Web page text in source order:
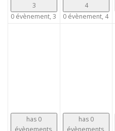
3
0 évènement, 3
4
0 évènement, 4
has 0
évènements,
has 0
évènements,